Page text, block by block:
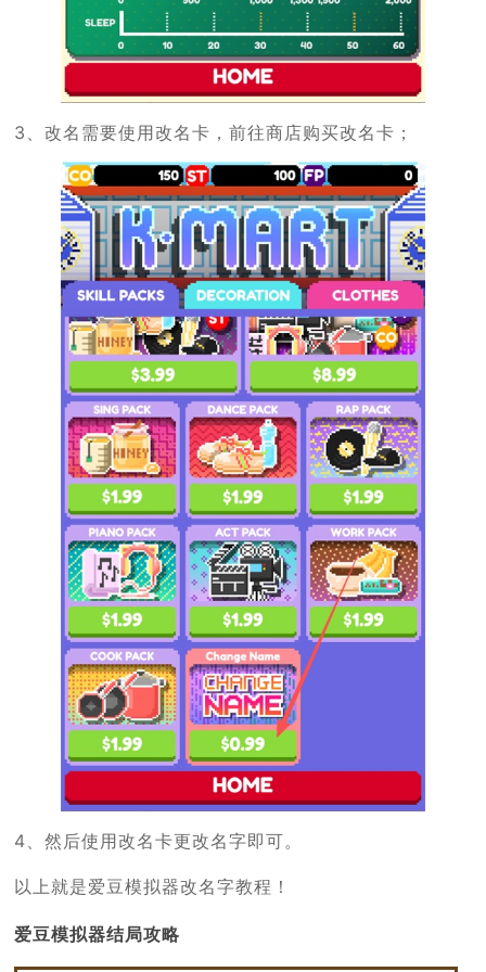
3、改名需要使用改名卡，前往商店购买改名卡；
4、然后使用改名卡更改名字即可。
以上就是爱豆模拟器改名字教程！
爱豆模拟器结局攻略